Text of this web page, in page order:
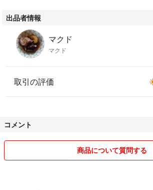
エルフ フォワード ギガ
クオン アトラス コンドル ビックサム
設けておりますので、必ず早めに動作確認を行
※取り付ける前に必ず事前確認で点灯チェックを
■ご使用可能な照明器具の一例ですが、実際の器
場合がありますので、ご購入前に必ず現車の仕様
※お取付、ご使用については自己責任にてお願い
出品者情報
マクド
マクド
取引の評価
コメント
商品について質問する